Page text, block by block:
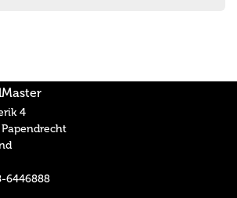
4
Papendrecht
6446888